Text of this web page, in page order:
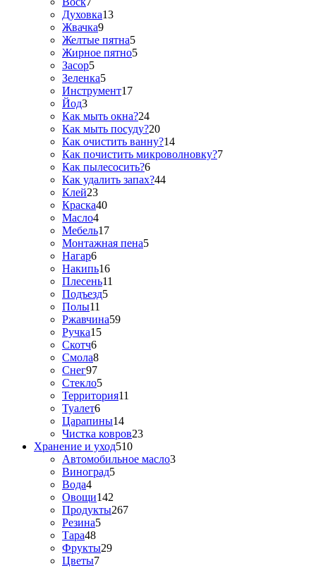
Духовка13
Жвачка9
Желтые пятна5
Жирное пятно5
Засор5
Зеленка5
Инструмент17
Йод3
Как мыть окна?24
Как мыть посуду?20
Как очистить ванну?14
Как почистить микроволновку?7
Как пылесосить?6
Как удалить запах?44
Клей23
Краска40
Масло4
Мебель17
Монтажная пена5
Нагар6
Накипь16
Плесень11
Подъезд5
Полы11
Ржавчина59
Ручка15
Скотч6
Смола8
Снег97
Стекло5
Территория11
Туалет6
Царапины14
Чистка ковров23
Хранение и уход510
Автомобильное масло3
Виноград5
Вода4
Овощи142
Продукты267
Резина5
Тара48
Фрукты29
Цветы7